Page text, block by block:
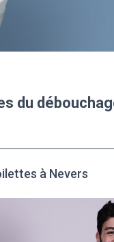
du
à Nevers